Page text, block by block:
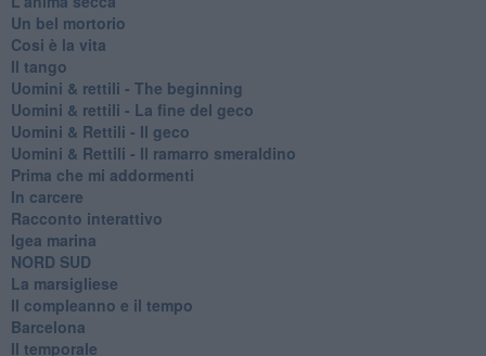
Un bel mortorio
Cosi è la vita
Il tango
​Uomini & rettili - The beginning
​Uomini & rettili - La fine del geco
Uomini & Rettili - Il geco
Uomini & Rettili - Il ramarro smeraldino
Prima che mi addormenti
In carcere
Racconto interattivo
Igea marina
​NORD SUD
La marsigliese
Il compleanno e il tempo
Barcelona
Il temporale